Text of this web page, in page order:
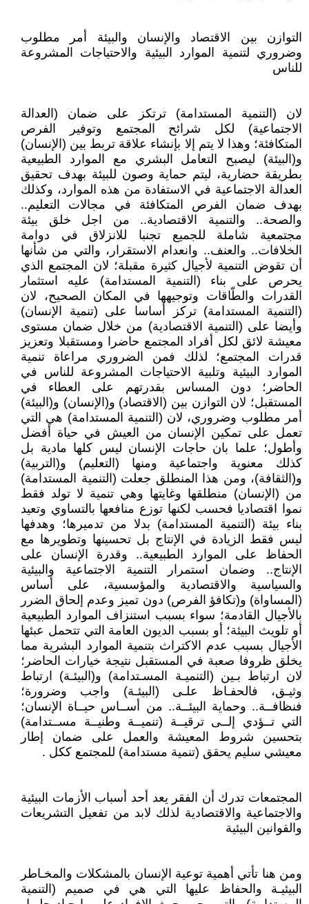
التوازن بين الاقتصاد والإنسان والبيئة أمر مطلوب
وضروري لتنمية الموارد البيئية والاحتياجات المشروعة
للناس
لان (التنمية المستدامة) ترتكز على ضمان (العدالة
الاجتماعية) لكل شرائح المجتمع وتوفير الفرص
المتكافئة؛ وهذا لا يتم إلا بإنشاء علاقة تربط بين (الإنسان)
و(البيئة) ليصبح التعامل البشري مع الموارد الطبيعية
بطريقة حضارية، ليتم حماية وصون للبيئة بهدف تحقيق
العدالة الاجتماعية في الاستفادة من هذه الموارد، وكذلك
بهدف ضمان الفرص المتكافئة في مجالات التعليم..
والصحة.. والتنمية الاقتصادية.. من اجل خلق بيئة
مجتمعية شاملة للجميع تجنبا للانزلاق في دوامة
الخلافات.. والعنف.. وانعدام الاستقرار، والتي من شأنها
أن تقوض التنمية لأجيال كثيرة مقبلة؛ لان المجتمع الذي
يحرص على بناء (التنمية المستدامة) عليه استثمار
القدرات والطّاقات وتوجيهها في المكان الصحيح، لان
(التنمية المستدامة) تركز أساسا على (تنمية الإنسان)
وأيضا على (التنمية الاقتصادية) من خلال ضمان مستوى
معيشة لائق لكل أفراد المجتمع حاضرا ومستقبلا وتعزيز
قدرات المجتمع؛ لذلك فمن الضروري مراعاة تنمية
الموارد البيئية وتلبية الاحتياجات المشروعة للناس في
الحاضر؛ دون المساس بقدرتهم على العطاء في
المستقبل؛ لان التوازن بين (الاقتصاد) و(الإنسان) و(البيئة)
أمر مطلوب وضروري، لان (التنمية المستدامة) هي التي
تعمل على تمكين الإنسان من العيش في حياة أفضل
وأطول؛ علما بان حاجات الإنسان ليس كلها مادية بل
كذلك معنوية واجتماعية ومنها (التعليم) و(التربية)
و(الثقافة)، ومن هذا المنطلق جعلت (التنمية المستدامة)
من (الإنسان) منطلقها وغايتها وهي تنمية لا تولد فقط
نموا اقتصاديا فحسب لكنها توزع منافعها بالتساوي وتعيد
بناء بيئة (التنمية المستدامة) بدلا من تدميرها؛ وهدفها
ليس فقط الزيادة في الإنتاج بل تحسينها وتطويرها مع
الحفاظ على الموارد الطبيعية.. وقدرة الإنسان على
الإنتاج.. وضمان استمرار التنمية الاجتماعية والبيئية
والسياسية والاقتصادية والمؤسسية، على أساس
(المساواة) و(تكافؤ الفرص) دون تميز وعدم إلحاق الضرر
بالأجيال القادمة؛ سواء بسبب استنزاف الموارد الطبيعية
أو تلويث البيئة؛ أو بسبب الديون العامة التي تتحمل عبئها
الأجيال بسبب عدم الاكتراث بتنمية الموارد البشرية مما
يخلق ظروفا صعبة في المستقبل نتيجة خيارات الحاضر؛
لان ارتباط بـين (التنميـة المسـتدامة) و(البيئـة) ارتباط
وثيـق، فالحفـاظ علـى (البيئـة) واجب وضرورة؛
فنظافــة.. وحماية البيئــة.. من أســاس حيــاة الإنسان؛
التي تــؤدي إلــى ترقيــة (تنميــة وطنيــة مســتدامة)
بتحسين شروط المعيشة والعمل على ضمان إطار
معيشي سليم يحقق (تنمية مستدامة) للمجتمع ككل .
المجتمعات تدرك أن الفقر يعد أحد أسباب الأزمات البيئية
والاجتماعية والاقتصادية لذلك لابد من تفعيل التشريعات
والقوانين البيئية
ومن هنا تأتي أهمية توعية الإنسان بالمشكلات والمخـاطر
البيئيـة والحفاظ عليها التي هي في صميم (التنمية